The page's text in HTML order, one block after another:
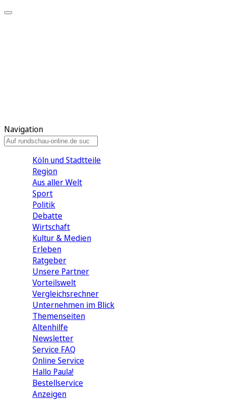
Navigation
Köln und Stadtteile
Region
Aus aller Welt
Sport
Politik
Debatte
Wirtschaft
Kultur & Medien
Erleben
Ratgeber
Unsere Partner
Vorteilswelt
Vergleichsrechner
Unternehmen im Blick
Themenseiten
Altenhilfe
Newsletter
Service FAQ
Online Service
Hallo Paula!
Bestellservice
Anzeigen